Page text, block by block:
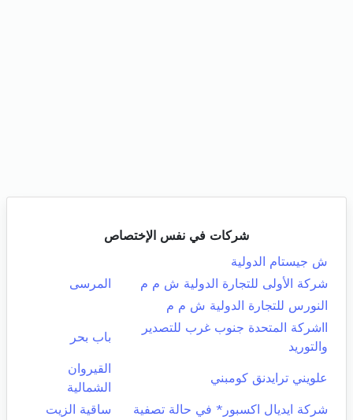
شركات في نفس الإختصاص
ش جيستام الدولية
شركة الأولى للتجارة الدولية ش م م
المرسى
النورس للتجارة الدولية ش م م
ااشركة المتحدة جنوب غرب للتصدير
والتوريد
باب بحر
علويني ترايدنق كومبني
القيروان
الشمالية
شركة ايديال اكسبور* في حالة تصفية
ساقية الزيت